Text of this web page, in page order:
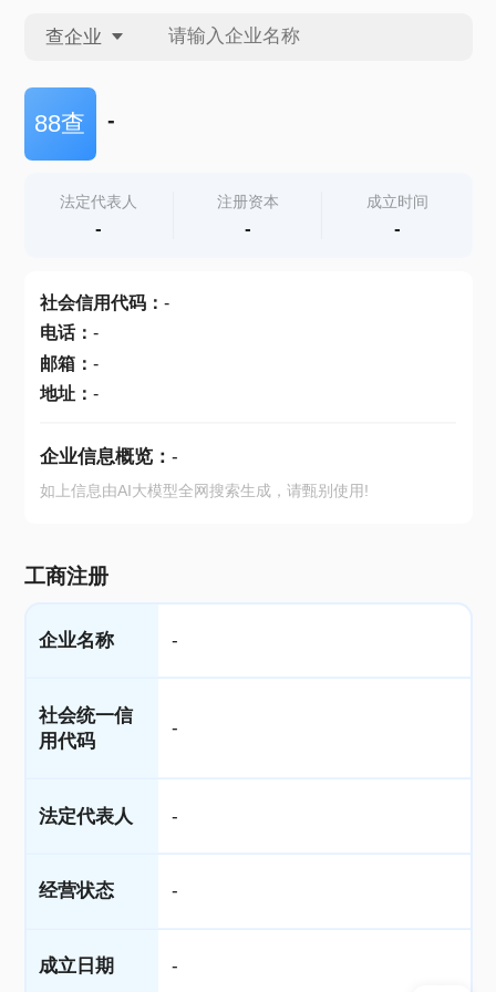
查企业
查企业
查产地
88查 -
法定代表人
-
注册资本
-
成立时间
-
社会信用代码： -
电话： -
邮箱： -
地址： -
企业信息概览： -
如上信息由AI大模型全网搜索生成，请甄别使用!
工商注册
企业名称 -
社会统一信
用代码
-
法定代表人 -
经营状态 -
成立日期 -